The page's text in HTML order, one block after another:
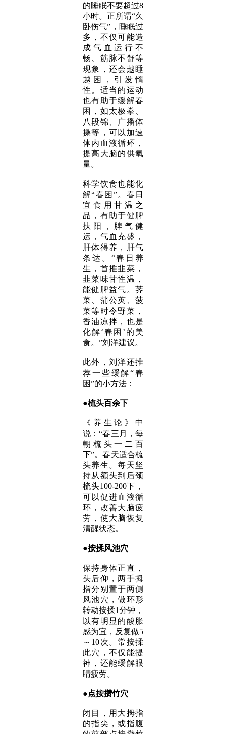
的睡眠不要超过8
小时。正所谓“久
卧伤气”，睡眠过
多，不仅可能造
成气血运行不
畅、筋脉不舒等
现象，还会越睡
越困，引发惰
性。适当的运动
也有助于缓解春
困，如太极拳、
八段锦、广播体
操等，可以加速
体内血液循环，
提高大脑的供氧
量。
科学饮食也能化
解“春困”。春日
宜食用甘温之
品，有助于健脾
扶阳，脾气健
运，气血充盛，
肝体得养，肝气
条达。“春日养
生，首推韭菜，
韭菜味甘性温，
能健脾益气。荠
菜、蒲公英、菠
菜等时令野菜，
香油凉拌，也是
化解‘春困’的美
食。”刘洋建议。
此外，刘洋还推
荐一些缓解“春
困”的小方法：
●梳头百余下
《养生论》中
说：“春三月，每
朝梳头一二百
下”。春天适合梳
头养生。每天坚
持从额头到后颈
梳头100-200下，
可以促进血液循
环，改善大脑疲
劳，使大脑恢复
清醒状态。
●按揉风池穴
保持身体正直，
头后仰，两手拇
指分别置于两侧
风池穴，做环形
转动按揉1分钟，
以有明显的酸胀
感为宜，反复做5
～10次。常按揉
此穴，不仅能提
神，还能缓解眼
睛疲劳。
●点按攒竹穴
闭目，用大拇指
的指尖，或指腹